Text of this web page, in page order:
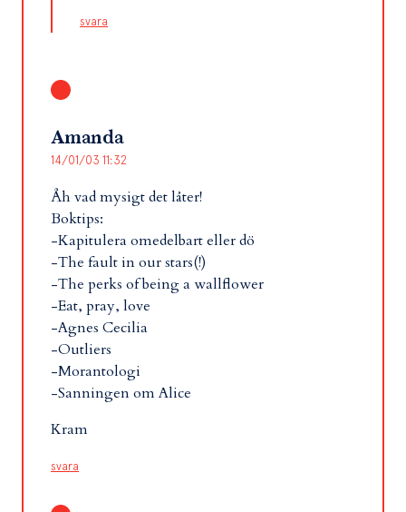
svara
Amanda
14/01/03 11:32
Åh vad mysigt det låter!
Boktips:
-Kapitulera omedelbart eller dö
-The fault in our stars(!)
-The perks of being a wallflower
-Eat, pray, love
-Agnes Cecilia
-Outliers
-Morantologi
-Sanningen om Alice
Kram
svara